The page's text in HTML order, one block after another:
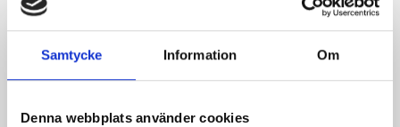
Samtycke Information Om
Denna webbplats använder cookies
Citronpasta med
avokado,rökt lax och
Avokadoentré